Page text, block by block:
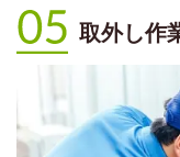
取外し作